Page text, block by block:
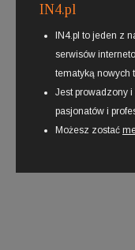
IN4.pl
IN4.pl to jeden z
serwisów
tematyką nowych
Jest prowadzony i
pasjonatów i
Możesz zostać